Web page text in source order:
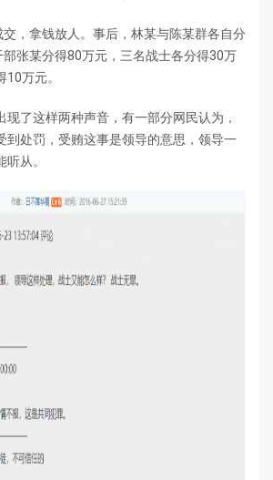
，拿钱放人。事后，林某与陈某群各自分
张某分得80万元，三名战士各分得30万
万元。
现了这样两种声音，有一部分网民认为，
到处罚，受贿这事是领导的意思，领导一
从。